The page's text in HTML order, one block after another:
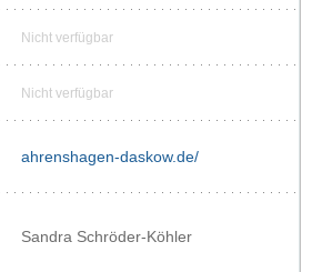
Nicht verfügbar
Nicht verfügbar
ahrenshagen-daskow.de/
Sandra Schröder-Köhler